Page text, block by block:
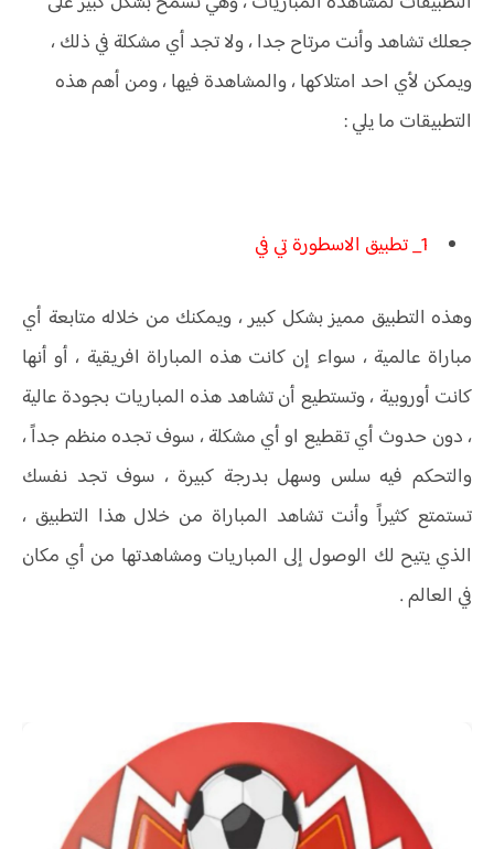
جعلك تشاهد وأنت مرتاح جدا ، ولا تجد أي مشكلة في ذلك ،
ويمكن لأي احد امتلاكها ، والمشاهدة فيها ، ومن أهم هذه
التطبيقات ما يلي :
1_ تطبيق الاسطورة تي في
وهذه التطبيق مميز بشكل كبير ، ويمكنك من خلاله متابعة أي
مباراة عالمية ، سواء إن كانت هذه المباراة افريقية ، أو أنها
كانت أوروبية ، وتستطيع أن تشاهد هذه المباريات بجودة عالية
، دون حدوث أي تقطيع او أي مشكلة ، سوف تجده منظم جداً ،
والتحكم فيه سلس وسهل بدرجة كبيرة ، سوف تجد نفسك
تستمتع كثيراً وأنت تشاهد المباراة من خلال هذا التطبيق ،
الذي يتيح لك الوصول إلى المباريات ومشاهدتها من أي مكان
في العالم .